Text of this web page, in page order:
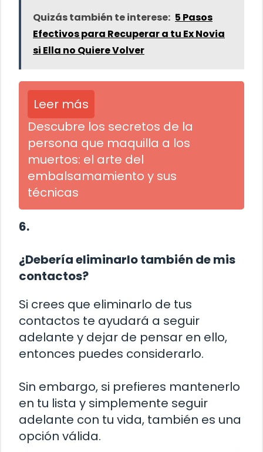
Quizás también te interese: 5 Pasos
Efectivos para Recuperar a tu Ex Novia
si Ella no Quiere Volver
Leer más
Descubre los secretos de la
persona que maquilla a los
muertos: el arte del
embalsamamiento y sus
técnicas
6.
¿Debería eliminarlo también de mis
contactos?
Si crees que eliminarlo de tus
contactos te ayudará a seguir
adelante y dejar de pensar en ello,
entonces puedes considerarlo.
Sin embargo, si prefieres mantenerlo
en tu lista y simplemente seguir
adelante con tu vida, también es una
opción válida.